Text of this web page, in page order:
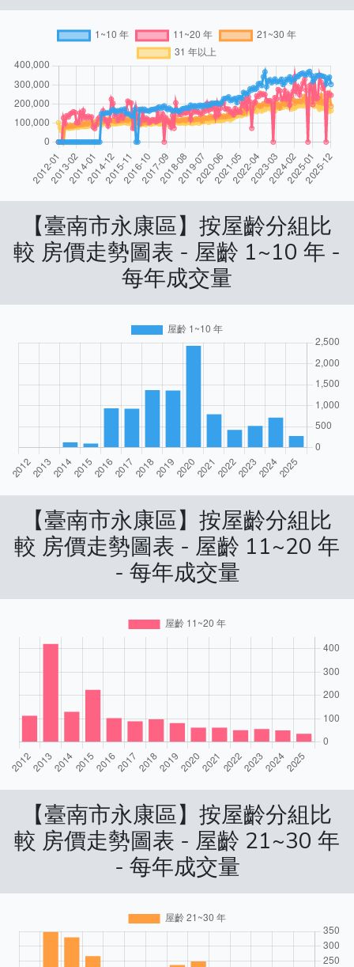
【臺南市永康區】按屋齡分組比
較 房價走勢圖表 - 屋齡 1~10 年 -
每年成交量
【臺南市永康區】按屋齡分組比
較 房價走勢圖表 - 屋齡 11~20 年
- 每年成交量
【臺南市永康區】按屋齡分組比
較 房價走勢圖表 - 屋齡 21~30 年
- 每年成交量